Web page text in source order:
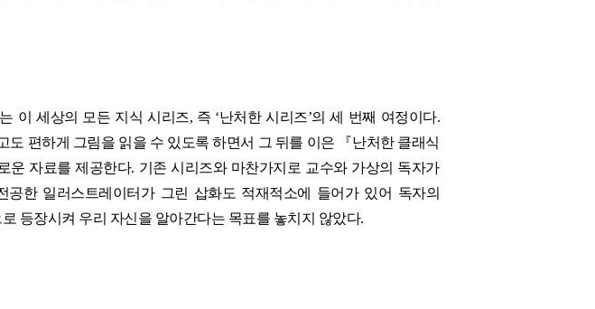
이 세상의 모든 지식 시리즈, 즉 ‘난처한 시리즈’의 세 번째 여정이다.
편하게 그림을 읽을 수 있도록 하면서 그 뒤를 이은 『난처한 클래식
자료를 제공한다. 기존 시리즈와 마찬가지로 교수와 가상의 독자가
한 일러스트레이터가 그린 삽화도 적재적소에 들어가 있어 독자의
등장시켜 우리 자신을 알아간다는 목표를 놓치지 않았다.